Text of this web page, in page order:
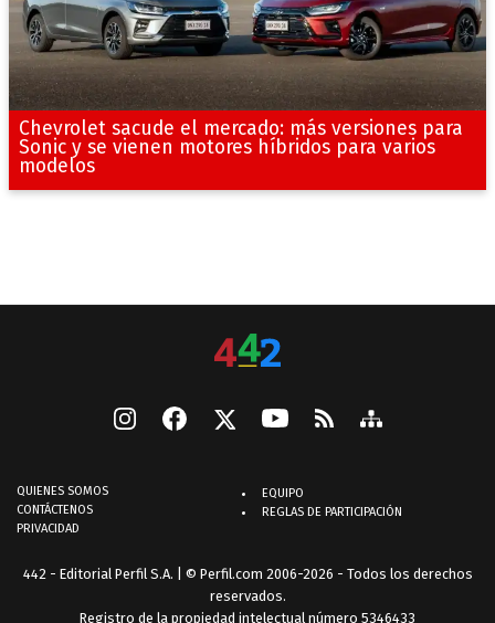
Chevrolet sacude el mercado: más versiones para
Sonic y se vienen motores híbridos para varios
modelos
QUIENES SOMOS
CONTÁCTENOS
PRIVACIDAD
EQUIPO
REGLAS DE PARTICIPACIÓN
442 - Editorial Perfil S.A. | © Perfil.com 2006-2026 - Todos los derechos
reservados.
Registro de la propiedad intelectual número 5346433